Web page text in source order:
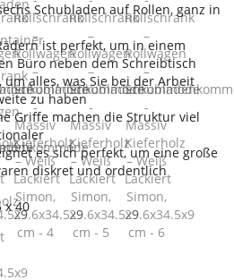
Schubladen auf Rollen, ganz in
ist perfekt, um in einem
Büro neben dem Schreibtisch
alles, was Sie bei der Arbeit
zu haben
Griffe machen die Struktur viel
es sich perfekt, um eine große
diskret und ordentlich
x 40